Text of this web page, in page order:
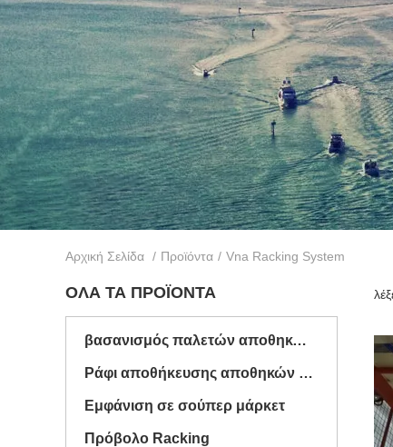
Αρχική Σελίδα / Προϊόντα / Vna Racking System
ΌΛΑ ΤΑ ΠΡΟΪΌΝΤΑ
βασανισμός παλετών αποθηκών εμπορευμάτων
Ράφι αποθήκευσης αποθηκών εμπορευμάτων
Εμφάνιση σε σούπερ μάρκετ
Πρόβολο Racking